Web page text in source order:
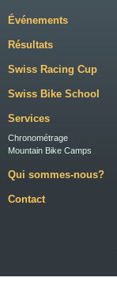
Événements
Résultats
Swiss Racing Cup
Swiss Bike School
Services
Chronométrage
Mountain Bike Camps
Qui sommes-nous?
Contact